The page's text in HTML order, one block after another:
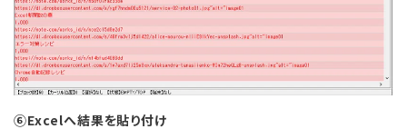
⑥Excelへ結果を貼り付け